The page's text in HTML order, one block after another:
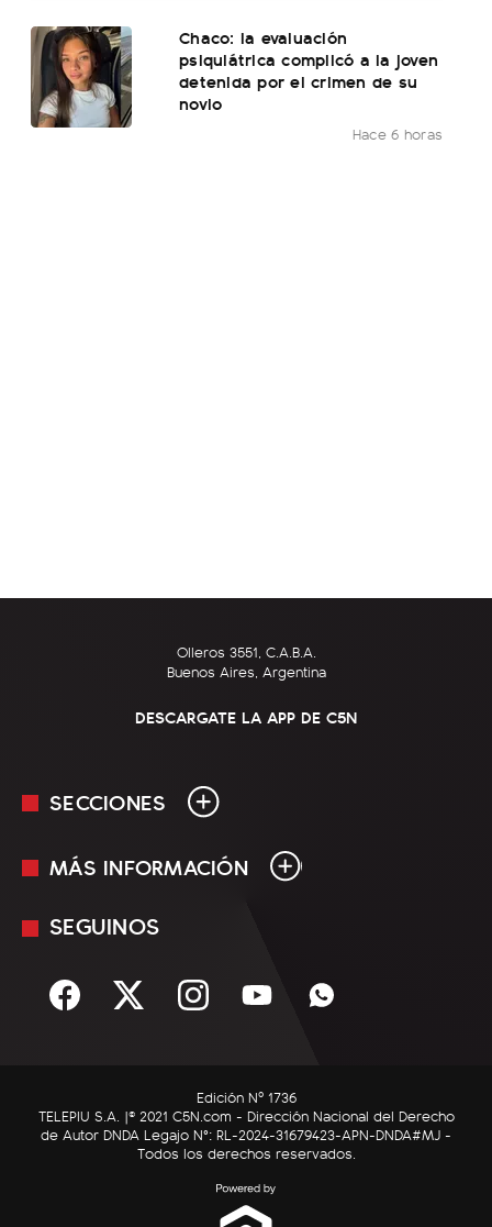
Chaco: la evaluación
psiquiátrica complicó a la joven
detenida por el crimen de su
novio
Hace 6 horas
Olleros 3551, C.A.B.A.
Buenos Aires, Argentina
DESCARGATE LA APP DE C5N
SECCIONES
En Vivo
Sociedad
C5N Autos
RatingCero
MÁS INFORMACIÓN
Mediakit
Términos y condiciones
SEGUINOS
Edición Nº 1736
TELEPIU S.A. |© 2021 C5N.com - Dirección Nacional del Derecho
de Autor DNDA Legajo N°: RL-2024-31679423-APN-DNDA#MJ -
Todos los derechos reservados.